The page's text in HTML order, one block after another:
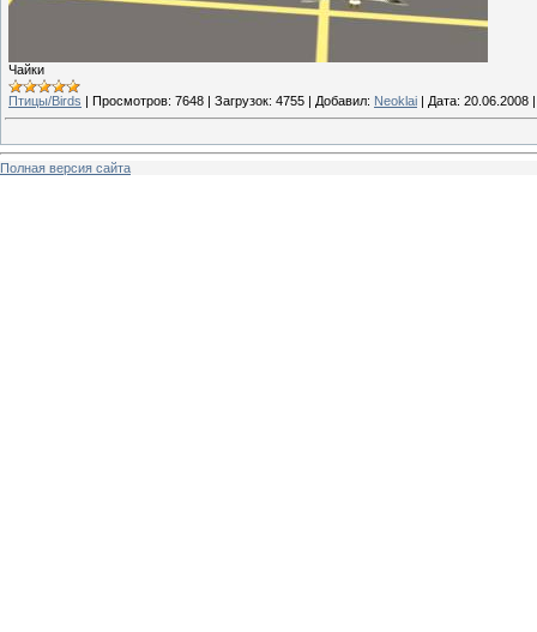
Чайки
Птицы/Birds | Просмотров: 7648 | Загрузок: 4755 | Добавил: Neoklai | Дата: 20.06.2008
Полная версия сайта